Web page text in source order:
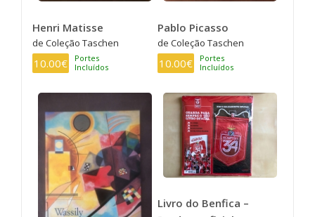
Henri Matisse
de Coleção Taschen
10.00€
Portes
Incluídos
Pablo Picasso
de Coleção Taschen
10.00€
Portes
Incluídos
Livro do Benfica –